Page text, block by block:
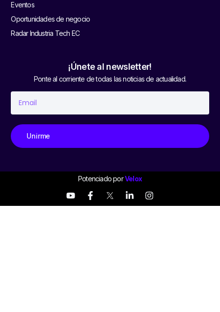
Eventos
Oportunidades de negocio
Radar Industria Tech EC
¡Únete al newsletter!
Ponte al corriente de todas las noticias de actualidad.
Unirme
Potenciado porVelox